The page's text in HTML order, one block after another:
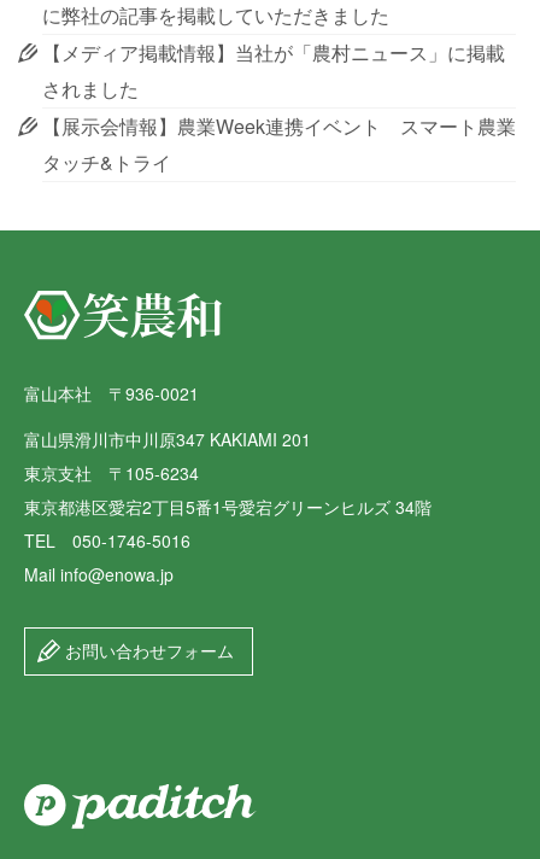
に弊社の記事を掲載していただきました
【メディア掲載情報】当社が「農村ニュース」に掲載
されました
【展示会情報】農業Week連携イベント スマート農業
タッチ&トライ
富山本社 〒936-0021
富山県滑川市中川原347 KAKIAMI 201
東京支社 〒105-6234
東京都港区愛宕2丁目5番1号愛宕グリーンヒルズ 34階
TEL 050-1746-5016
Mail info@enowa.jp
お問い合わせフォーム